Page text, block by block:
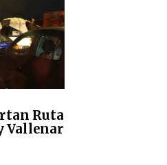
Ruta
Vallenar